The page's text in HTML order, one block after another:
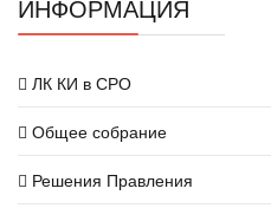
ИНФОРМАЦИЯ
ЛК КИ в СРО
Общее собрание
Решения Правления